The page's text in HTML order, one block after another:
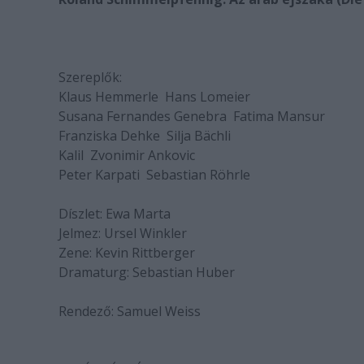
Szereplők:
Klaus Hemmerle  Hans Lomeier
Susana Fernandes Genebra  Fatima Mansur
Franziska Dehke  Silja Bächli
Kalil  Zvonimir Ankovic
Peter Karpati  Sebastian Röhrle
Díszlet: Ewa Marta
Jelmez: Ursel Winkler
Zene: Kevin Rittberger
Dramaturg: Sebastian Huber
Rendező: Samuel Weiss